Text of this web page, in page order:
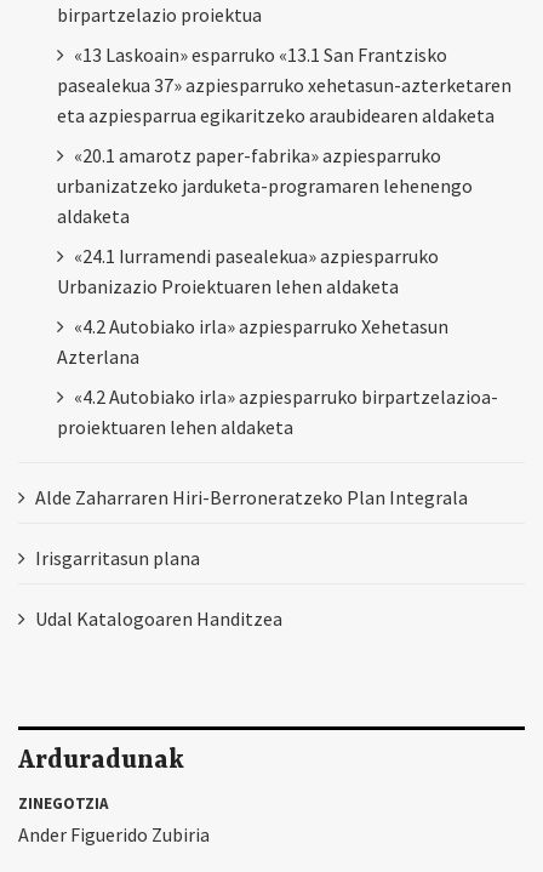
birpartzelazio proiektua
«13 Laskoain» esparruko «13.1 San Frantzisko
pasealekua 37» azpiesparruko xehetasun-azterketaren
eta azpiesparrua egikaritzeko araubidearen aldaketa
«20.1 amarotz paper-fabrika» azpiesparruko
urbanizatzeko jarduketa-programaren lehenengo
aldaketa
«24.1 Iurramendi pasealekua» azpiesparruko
Urbanizazio Proiektuaren lehen aldaketa
«4.2 Autobiako irla» azpiesparruko Xehetasun
Azterlana
«4.2 Autobiako irla» azpiesparruko birpartzelazioa-
proiektuaren lehen aldaketa
Alde Zaharraren Hiri-Berroneratzeko Plan Integrala
Irisgarritasun plana
Udal Katalogoaren Handitzea
Arduradunak
ZINEGOTZIA
Ander Figuerido Zubiria